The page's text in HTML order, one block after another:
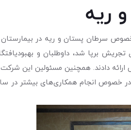
ریه
سرطان پستان و ریه در بیمارستان
بیمارستان شهدای تجریش برپا شد،